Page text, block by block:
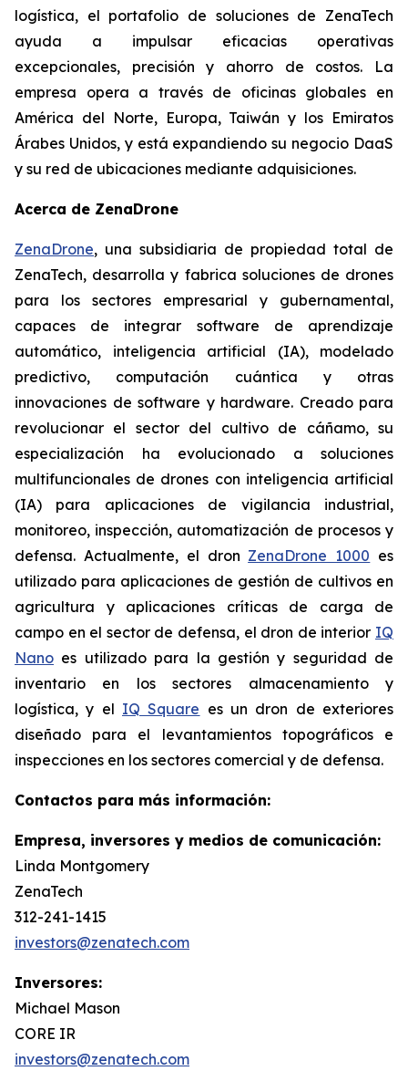
logística, el portafolio de soluciones de ZenaTech
ayuda a impulsar eficacias operativas
excepcionales, precisión y ahorro de costos. La
empresa opera a través de oficinas globales en
América del Norte, Europa, Taiwán y los Emiratos
Árabes Unidos, y está expandiendo su negocio DaaS
y su red de ubicaciones mediante adquisiciones.
Acerca de ZenaDrone
ZenaDrone, una subsidiaria de propiedad total de
ZenaTech, desarrolla y fabrica soluciones de drones
para los sectores empresarial y gubernamental,
capaces de integrar software de aprendizaje
automático, inteligencia artificial (IA), modelado
predictivo, computación cuántica y otras
innovaciones de software y hardware. Creado para
revolucionar el sector del cultivo de cáñamo, su
especialización ha evolucionado a soluciones
multifuncionales de drones con inteligencia artificial
(IA) para aplicaciones de vigilancia industrial,
monitoreo, inspección, automatización de procesos y
defensa. Actualmente, el dron ZenaDrone 1000 es
utilizado para aplicaciones de gestión de cultivos en
agricultura y aplicaciones críticas de carga de
campo en el sector de defensa, el dron de interior IQ
Nano es utilizado para la gestión y seguridad de
inventario en los sectores almacenamiento y
logística, y el IQ Square es un dron de exteriores
diseñado para el levantamientos topográficos e
inspecciones en los sectores comercial y de defensa.
Contactos para más información:
Empresa, inversores y medios de comunicación:
Linda Montgomery
ZenaTech
312-241-1415
investors@zenatech.com
Inversores:
Michael Mason
CORE IR
investors@zenatech.com